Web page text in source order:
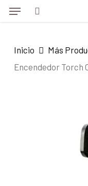
Skip
content
Menu
Inicio Más
Encendedor Torch